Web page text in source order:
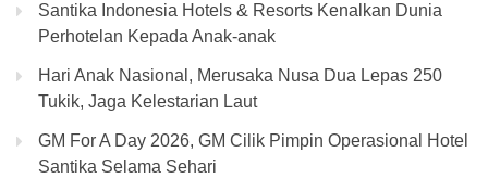
Santika Indonesia Hotels & Resorts Kenalkan Dunia
Perhotelan Kepada Anak-anak
Hari Anak Nasional, Merusaka Nusa Dua Lepas 250
Tukik, Jaga Kelestarian Laut
GM For A Day 2026, GM Cilik Pimpin Operasional Hotel
Santika Selama Sehari